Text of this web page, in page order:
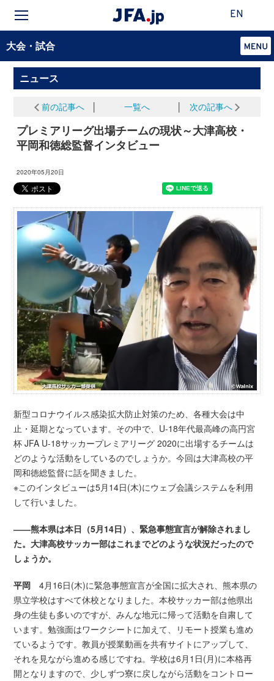
EN
大会・試合
ニュース
前の記事へ 一覧へ 次の記事へ
プレミアリーグ出場チームの現状～大津高校・
平岡和徳総監督インタビュー
2020年05月20日
新型コロナウイルス感染拡大防止対策のため、各種大会は中
止・延期となっています。その中で、U-18年代最高峰の高円宮
杯 JFA U-18サッカープレミアリーグ 2020に出場するチームは
どのような活動をしているのでしょうか。今回は大津高校の平
岡和徳総監督に話を聞きました。
※このインタビューは5月14日(木)にウェブ会議システムを利用
して行いました。
――熊本県は本日（5月14日）、緊急事態宣言が解除されまし
た。大津高校サッカー部はこれまでどのような状況だったので
しょうか。
平岡 4月16日(木)に緊急事態宣言が全国に拡大され、熊本県の
県立学校はすべて休校となりました。本校サッカー部は他県出
身の生徒も多いのですが、みんな地元に帰って活動を自粛して
います。勉強面はワークシートに加えて、リモート授業も進め
ているようです。教員が授業動画を共有サイトにアップして、
それを見ながら進める感じですね。学校は6月1日(月)に本格再
開となりますので、少しずつ寮に戻しながら活動をコントロー